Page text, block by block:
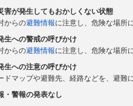
害が発生してもおかしくない状態
からの避難情報に注意し、危険な場所
生への警戒の呼びかけ
からの避難情報に注意し、危険な場所
生への注意の呼びかけ
ドマップや避難先、経路などを、避難
・警報の発表なし